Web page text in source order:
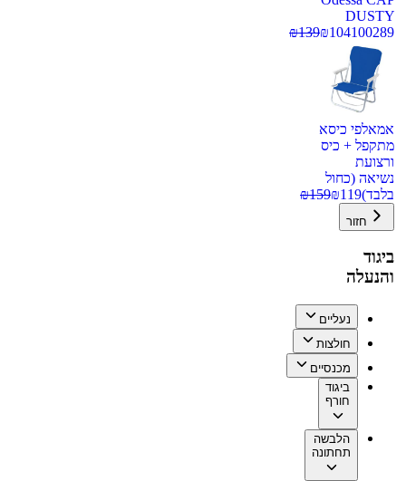
DUSTY
100289
₪104
₪139
אמאלפי כיסא
מתקפל + כיס
ורצועת
נשיאה (כחול
בלבד)
₪119
₪159
חזור
ביגוד
והנעלה
נעליים
חולצות
מכנסיים
ביגוד
חורף
הלבשה
תחתונה